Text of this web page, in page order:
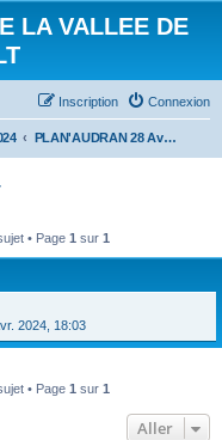
LA VALLEE DE
Connexion
Inscription
PLAN'AUDRAN 28 Avril 2024
• Page 1 sur 1
2024, 18:03
• Page 1 sur 1
Aller